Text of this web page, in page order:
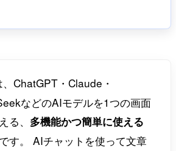
、ChatGPT・Claude・
などのAIモデルを1つの画面
る、 多機能かつ簡単に使える
です。 AIチャットを使って文章